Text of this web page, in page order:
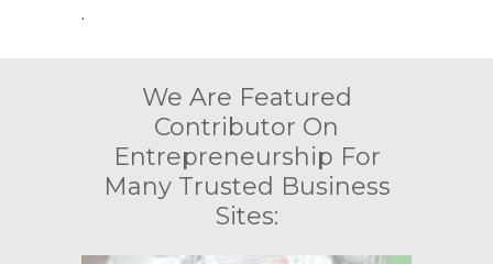
.
We Are Featured
Contributor On
Entrepreneurship For
Many Trusted Business
Sites: